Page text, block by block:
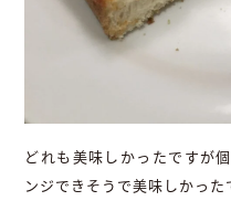
どれも美味しかったですが
ンジできそうで美味しかった